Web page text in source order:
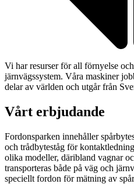
Vi har resurser för all förnyelse
järnvägssystem. Våra maskiner
delar av världen och utgår från
Vårt erbjudande
Fordonsparken innehåller
och trådbyteståg för
olika modeller, däribland vagnar
transporteras både på väg och
speciellt fordon för mätning av